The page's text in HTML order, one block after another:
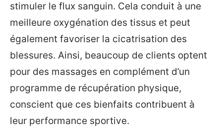
stimuler le flux sanguin. Cela conduit à une
meilleure oxygénation des tissus et peut
également favoriser la cicatrisation des
blessures. Ainsi, beaucoup de clients optent
pour des massages en complément d’un
programme de récupération physique,
conscient que ces bienfaits contribuent à
leur performance sportive.